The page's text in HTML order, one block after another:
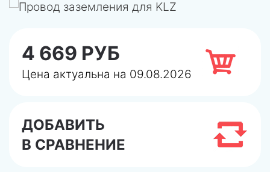
4 669 РУБ
Цена актуальна на 09.08.2026
ДОБАВИТЬ
В СРАВНЕНИЕ